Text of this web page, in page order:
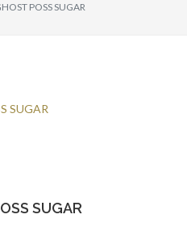
POSS SUGAR
SUGAR